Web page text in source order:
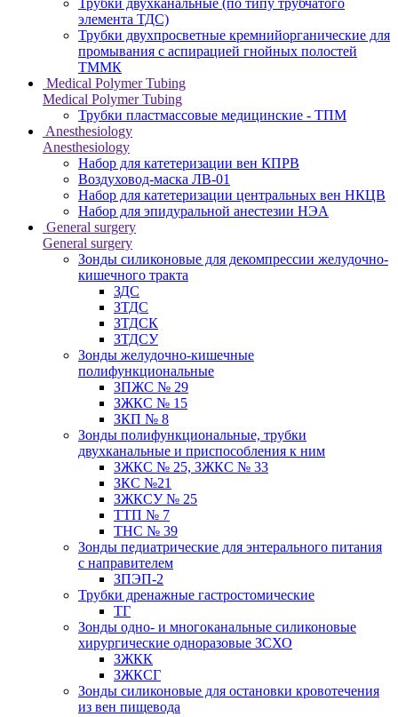
элемента ТДС)
Трубки двухпросветные кремнийорганические для
промывания с аспирацией гнойных полостей
ТММК
Medical Polymer Tubing
Medical Polymer Tubing
Трубки пластмассовые медицинские - ТПМ
Anesthesiology
Anesthesiology
Набор для катетеризации вен КПРВ
Воздуховод-маска ЛВ-01
Набор для катетеризации центральных вен НКЦВ
Набор для эпидуральной анестезии НЭА
General surgery
General surgery
Зонды силиконовые для декомпрессии желудочно-
кишечного тракта
ЗДС
ЗТДС
ЗТДСК
ЗТДСУ
Зонды желудочно-кишечные
полифункциональные
ЗПЖС № 29
ЗЖКС № 15
ЗКП № 8
Зонды полифункциональные, трубки
двухканальные и приспособления к ним
ЗЖКС № 25, ЗЖКС № 33
ЗКС №21
ЗЖКСУ № 25
ТТП № 7
ТНС № 39
Зонды педиатрические для энтерального питания
с направителем
ЗПЭП-2
Трубки дренажные гастростомические
ТГ
Зонды одно- и многоканальные силиконовые
хирургические одноразовые ЗСХО
ЗЖКК
ЗЖКСГ
Зонды силиконовые для остановки кровотечения
из вен пищевода